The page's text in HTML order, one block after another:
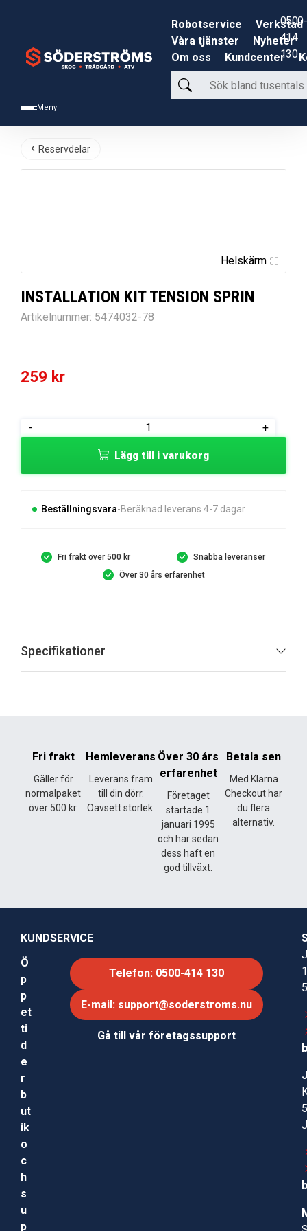
Meny
Robotservice
Verkstad
Våra tjänster
Nyheter
Om oss
Kundcenter
Sök
bland
produkter
0500-
414
130
Reservdelar
Helskärm
INSTALLATION KIT TENSION SPRIN
Artikelnummer: 5474032-78
259 kr
-
INSTALLATION
SPRIN
+
Lägg till i varukorg
Beställningsvara Beräknad leverans 4-7 dagar
Fri frakt över 500 kr
Snabba leveranser
Över 30 års erfarenhet
Specifikationer
Fri frakt
Gäller för
normalpaket
över 500 kr.
Hemleverans
Leverans fram
till din dörr.
Oavsett storlek.
Över 30 års
erfarenhet
Företaget
startade 1
januari 1995
och har sedan
dess haft en
god tillväxt.
Betala sen
Med Klarna
Checkout har
du flera
alternativ.
KUNDSERVICE
Ö
p
p
et
ti
d
e
r
b
ut
ik
o
c
h
s
u
p
Telefon: 0500-414 130
E-mail: support@soderstroms.nu
Gå till vår företagssupport